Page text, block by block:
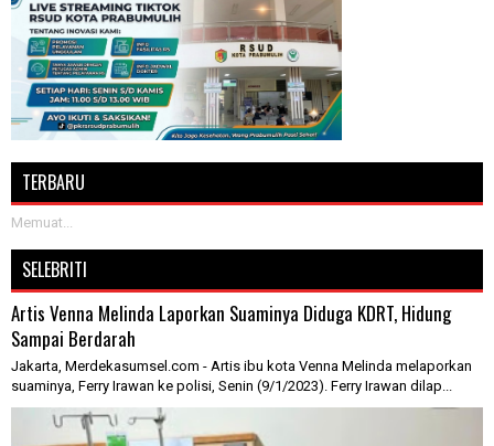
TERBARU
Memuat...
SELEBRITI
Artis Venna Melinda Laporkan Suaminya Diduga KDRT, Hidung
Sampai Berdarah
Jakarta, Merdekasumsel.com - Artis ibu kota Venna Melinda melaporkan
suaminya, Ferry Irawan ke polisi, Senin (9/1/2023). Ferry Irawan dilap...